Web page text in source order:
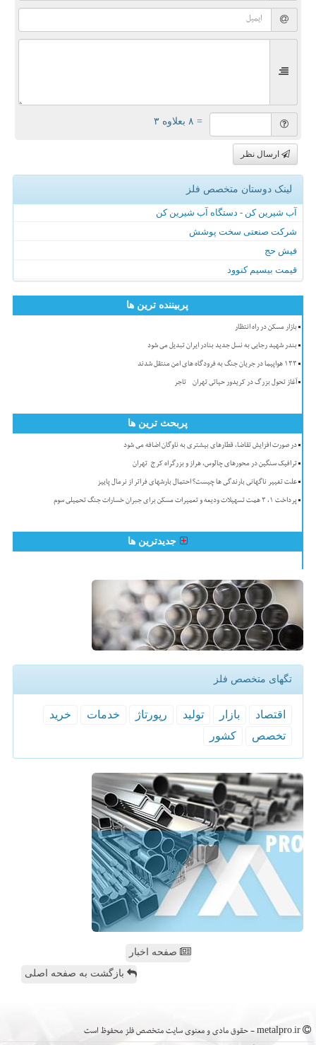
= ۸ بعلاوه ۳
ارسال نظر
لینک دوستان متخصص فلز
آب شیرین کن - دستگاه آب شیرین کن
شرکت صنعتی سخت پوشش
فیش حج
قیمت بیسیم کنوود
پربیننده ترین ها
بازار مسکن در راه انتظار
بندر شهید رجایی به نسل جدید بنادر ایران تبدیل می شود
۱۳۳ هواپیما در جریان جنگ به فرودگاه های امن منتقل شدند
آغاز تحول بزرگ در کریدور حیاتی تهران - تاجر
پربحث ترین ها
در صورت افزایش تقاضا، قطارهای بیشتری به ناوگان اضافه می شود
ترافیک سنگین در محورهای چالوس، هراز و بزرگراه کرج-تهران
علت تغییر ناگهانی بارندگی ها چیست؟ احتمال بارشهای فراتر از نرمال پاییز
پرداخت ۱، ۳ همت تسهیلات ودیعه و تعمیرات مسکن برای جبران خسارات جنگ تحمیلی سوم
جدیدترین ها
تگهای متخصص فلز
اقتصاد بازار تولید رپورتاژ خدمات
خرید
تخصص
كشور
صفحه اخبار
بازگشت به صفحه اصلی